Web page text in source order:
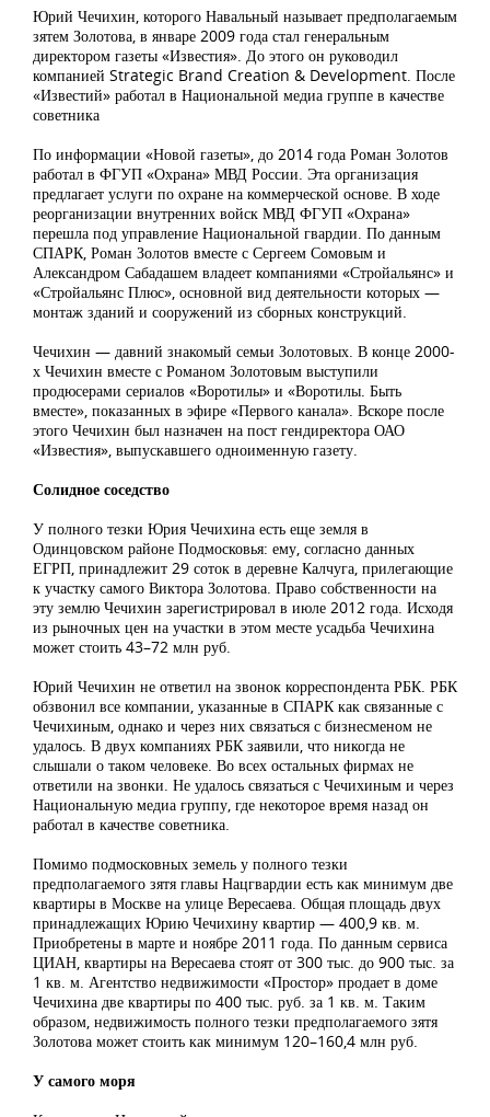
Юрий Чечихин, которого Навальный называет предполагаемым
зятем Золотова, в январе 2009 года стал генеральным
директором газеты «Известия». До этого он руководил
компанией Strategic Brand Creation & Development. После
«Известий» работал в Национальной медиа группе в качестве
советника
По информации «Новой газеты», до 2014 года Роман Золотов
работал в ФГУП «Охрана» МВД России. Эта организация
предлагает услуги по охране на коммерческой основе. В ходе
реорганизации внутренних войск МВД ФГУП «Охрана»
перешла под управление Национальной гвардии. По данным
СПАРК, Роман Золотов вместе с Сергеем Сомовым и
Александром Сабадашем владеет компаниями «Стройальянс» и
«Стройальянс Плюс», основной вид деятельности которых —
монтаж зданий и сооружений из сборных конструкций.
Чечихин — давний знакомый семьи Золотовых. В конце 2000-
х Чечихин вместе с Романом Золотовым выступили
продюсерами сериалов «Воротилы» и «Воротилы. Быть
вместе», показанных в эфире «Первого канала». Вскоре после
этого Чечихин был назначен на пост гендиректора ОАО
«Известия», выпускавшего одноименную газету.
Солидное соседство
У полного тезки Юрия Чечихина есть еще земля в
Одинцовском районе Подмосковья: ему, согласно данных
ЕГРП, принадлежит 29 соток в деревне Калчуга, прилегающие
к участку самого Виктора Золотова. Право собственности на
эту землю Чечихин зарегистрировал в июле 2012 года. Исходя
из рыночных цен на участки в этом месте усадьба Чечихина
может стоить 43–72 млн руб.
Юрий Чечихин не ответил на звонок корреспондента РБК. РБК
обзвонил все компании, указанные в СПАРК как связанные с
Чечихиным, однако и через них связаться с бизнесменом не
удалось. В двух компаниях РБК заявили, что никогда не
слышали о таком человеке. Во всех остальных фирмах не
ответили на звонки. Не удалось связаться с Чечихиным и через
Национальную медиа группу, где некоторое время назад он
работал в качестве советника.
Помимо подмосковных земель у полного тезки
предполагаемого зятя главы Нацгвардии есть как минимум две
квартиры в Москве на улице Вересаева. Общая площадь двух
принадлежащих Юрию Чечихину квартир — 400,9 кв. м.
Приобретены в марте и ноябре 2011 года. По данным сервиса
ЦИАН, квартиры на Вересаева стоят от 300 тыс. до 900 тыс. за
1 кв. м. Агентство недвижимости «Простор» продает в доме
Чечихина две квартиры по 400 тыс. руб. за 1 кв. м. Таким
образом, недвижимость полного тезки предполагаемого зятя
Золотова может стоить как минимум 120–160,4 млн руб.
У самого моря